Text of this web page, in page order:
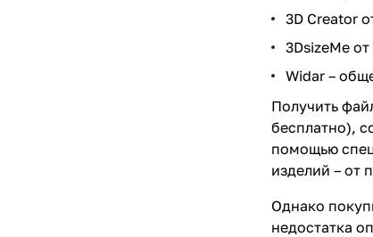
3D Creator
3DsizeMe
Widar –
Получить
бесплатно),
помощью
изделий – от
Однако
недостатка